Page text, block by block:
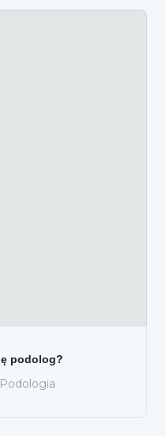
podolog?
Podologia